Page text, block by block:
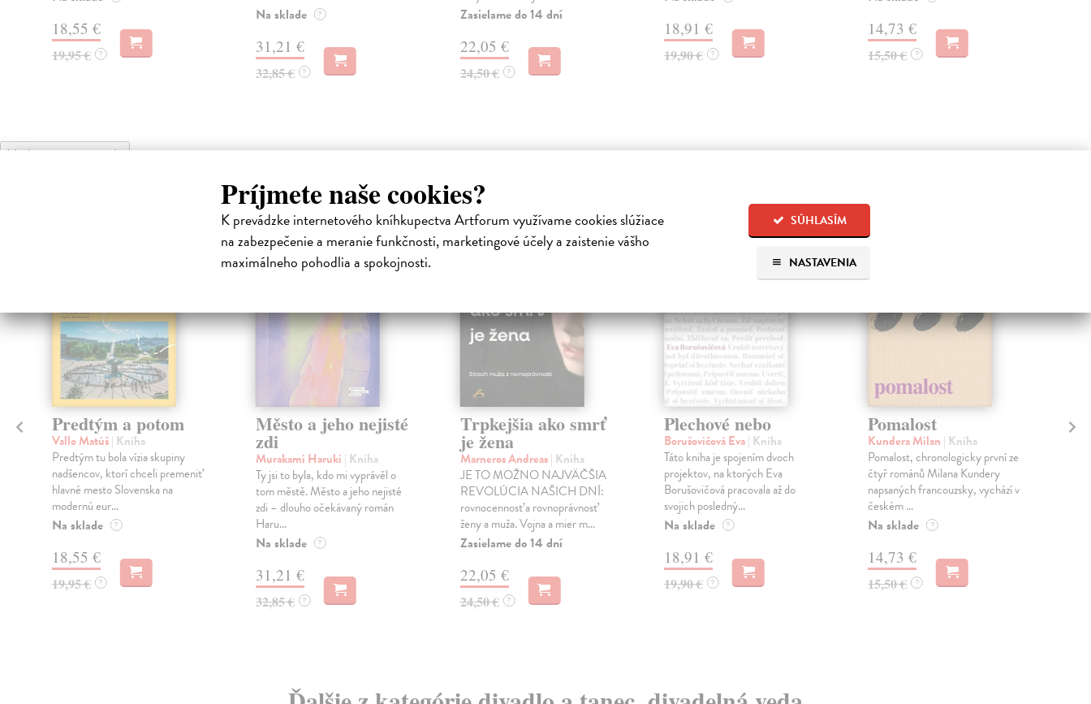
Príjmete naše cookies?
K prevádzke internetového kníhkupectva Artforum využívame cookies slúžiace
na zabezpečenie a meranie funkčnosti, marketingové účely a zaistenie vášho
maximálneho pohodlia a spokojnosti.
SÚHLASÍM
NASTAVENIA
18,55 €
19,95 € ?
Na sklade ?
31,21 €
32,85 € ?
Zasielame do 14 dní
22,05 €
24,50 € ?
18,91 €
19,90 € ?
14,73 €
15,50 € ?
High-contrast mode
Čitatelia s podobným vkusom si kúpili aj:
na sklade
Predtým a potom
Vallo Matúš| Kniha
Predtým tu bola vízia skupiny
nadšencov, ktorí chceli premeniť
hlavné mesto Slovenska na
modernú eur...
Na sklade ?
18,55 €
19,95 € ?
na sklade
Město a jeho nejisté
zdi
Murakami Haruki | Kniha
Ty jsi to byla, kdo mi vyprávěl o
tom městě. Město a jeho nejisté
zdi – dlouho očekávaný román
Haru...
Na sklade ?
31,21 €
32,85 € ?
Trpkejšia ako smrť
je žena
Marneros Andreas| Kniha
JE TO MOŽNO NAJVÄČŠIA
REVOLÚCIA NAŠICH DNÍ:
rovnocennosť a rovnoprávnosť
ženy a muža. Vojna a mier m...
Zasielame do 14 dní
22,05 €
24,50 € ?
na sklade
Plechové nebo
Borušovičová Eva| Kniha
Táto kniha je spojením dvoch
projektov, na ktorých Eva
Borušovičová pracovala až do
svojich posledný...
Na sklade ?
18,91 €
19,90 € ?
Pomalost
Kundera Milan | Kniha
Pomalost, chronologicky první ze
čtyř románů Milana Kundery
napsaných francouzsky, vychází v
českém ...
Na sklade ?
14,73 €
15,50 € ?